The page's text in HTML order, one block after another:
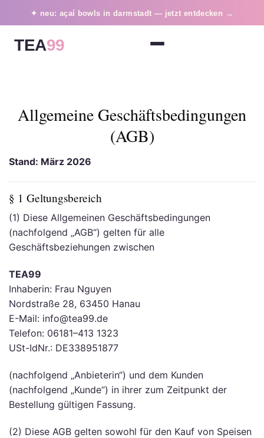
TEA99
✦ neu: açaí bowls in darmstadt — jetzt entdecken →
Allgemeine Geschäftsbedingungen
(AGB)
Stand: März 2026
§ 1 Geltungsbereich
(1) Diese Allgemeinen Geschäftsbedingungen
(nachfolgend „AGB“) gelten für alle
Geschäftsbeziehungen zwischen
TEA99
Inhaberin: Frau Nguyen
Nordstraße 28, 63450 Hanau
E-Mail: info@tea99.de
Telefon: 06181–413 1323
USt-IdNr.: DE338951877
(nachfolgend „Anbieterin“) und dem Kunden
(nachfolgend „Kunde“) in ihrer zum Zeitpunkt der
Bestellung gültigen Fassung.
(2) Diese AGB gelten sowohl für den Kauf von Speisen